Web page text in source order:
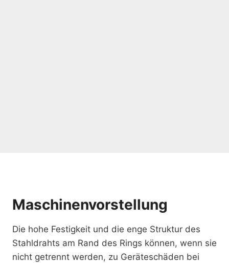
Maschinenvorstellung
Die hohe Festigkeit und die enge Struktur des
Stahldrahts am Rand des Rings können, wenn sie
nicht getrennt werden, zu Geräteschäden bei